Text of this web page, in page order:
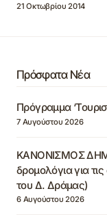
21 Οκτωβρίου 2014
Πρόσφατα Νέα
Πρόγραμμα
7 Αυγούστου 2026
ΚΑΝΟΝΙΣΜΟΣ
δρομολόγια για
του Δ. Δράμας)
6 Αυγούστου 2026